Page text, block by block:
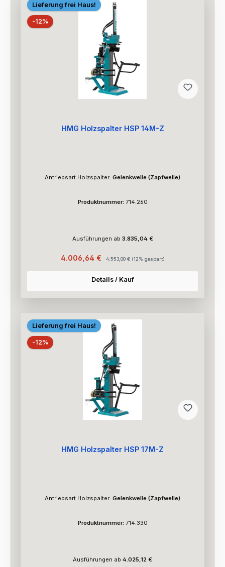
Lieferung frei Haus!
-12%Rabatt
HMG Holzspalter HSP 14M-Z
Antriebsart Holzspalter: Gelenkwelle (Zapfwelle)
Produktnummer: 714.260
Ausführungen ab 3.835,04 €
Verkaufspreis:
4.006,64 € 4.553,00 € (12% gespart)
Details / Kauf
Lieferung frei Haus!
-12%Rabatt
HMG Holzspalter HSP 17M-Z
Antriebsart Holzspalter: Gelenkwelle (Zapfwelle)
Produktnummer: 714.330
Ausführungen ab 4.025,12 €